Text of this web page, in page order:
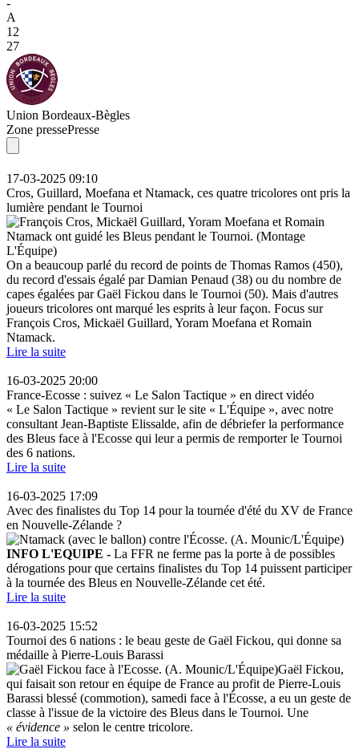
A
12
27
Union Bordeaux-Bègles
Zone pressePresse
17-03-2025 09:10
Cros, Guillard, Moefana et Ntamack, ces quatre tricolores ont pris la
lumière pendant le Tournoi
On a beaucoup parlé du record de points de Thomas Ramos (450),
du record d'essais égalé par Damian Penaud (38) ou du nombre de
capes égalées par Gaël Fickou dans le Tournoi (50). Mais d'autres
joueurs tricolores ont marqué les esprits à leur façon. Focus sur
François Cros, Mickaël Guillard, Yoram Moefana et Romain
Ntamack.
Lire la suite
16-03-2025 20:00
France-Ecosse : suivez « Le Salon Tactique » en direct vidéo
« Le Salon Tactique » revient sur le site « L'Équipe », avec notre
consultant Jean-Baptiste Elissalde, afin de débriefer la performance
des Bleus face à l'Ecosse qui leur a permis de remporter le Tournoi
des 6 nations.
Lire la suite
16-03-2025 17:09
Avec des finalistes du Top 14 pour la tournée d'été du XV de France
en Nouvelle-Zélande ?
INFO L'EQUIPE - La FFR ne ferme pas la porte à de possibles
dérogations pour que certains finalistes du Top 14 puissent participer
à la tournée des Bleus en Nouvelle-Zélande cet été.
Lire la suite
16-03-2025 15:52
Tournoi des 6 nations : le beau geste de Gaël Fickou, qui donne sa
médaille à Pierre-Louis Barassi
Gaël Fickou,
qui faisait son retour en équipe de France au profit de Pierre-Louis
Barassi blessé (commotion), samedi face à l'Écosse, a eu un geste de
classe à l'issue de la victoire des Bleus dans le Tournoi. Une
« évidence » selon le centre tricolore.
Lire la suite